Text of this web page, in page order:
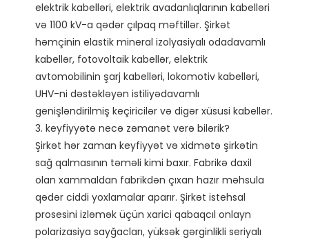
elektrik kabelləri, elektrik avadanlıqlarının kabelləri
və 1100 kV-a qədər çılpaq məftillər. Şirkət
həmçinin elastik mineral izolyasiyalı odadavamlı
kabellər, fotovoltaik kabellər, elektrik
avtomobilinin şarj kabelləri, lokomotiv kabelləri,
UHV-ni dəstəkləyən istiliyədavamlı
genişləndirilmiş keçiricilər və digər xüsusi kabellər.
3. keyfiyyətə necə zəmanət verə bilərik?
Şirkət hər zaman keyfiyyət və xidmətə şirkətin
sağ qalmasının təməli kimi baxır. Fabrikə daxil
olan xammaldan fabrikdən çıxan hazır məhsula
qədər ciddi yoxlamalar aparır. Şirkət istehsal
prosesini izləmək üçün xarici qabaqcıl onlayn
polarizasiya sayğacları, yüksək gərginlikli seriyalı